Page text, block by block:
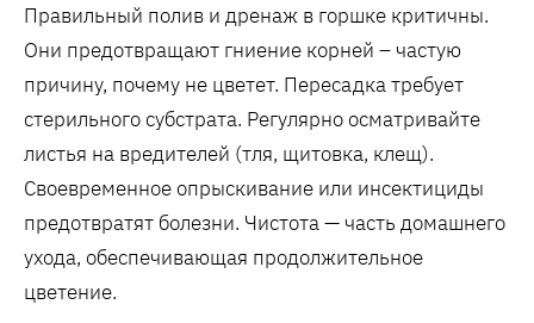
Правильный полив и дренаж в горшке критичны.
Они предотвращают гниение корней – частую
причину, почему не цветет. Пересадка требует
стерильного субстрата. Регулярно осматривайте
листья на вредителей (тля, щитовка, клещ).
Своевременное опрыскивание или инсектициды
предотвратят болезни. Чистота — часть домашнего
ухода, обеспечивающая продолжительное
цветение.